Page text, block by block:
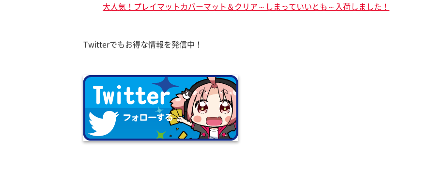
大人気！プレイマットカバーマット＆クリア～しまっていいとも～入荷しました！
Twitterでもお得な情報を発信中！